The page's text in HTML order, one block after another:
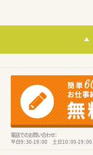
電話でのお問い合わせ：
平日9：30-19：00 土日10：00-19：00